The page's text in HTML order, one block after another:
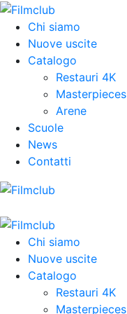
Chi siamo
Nuove uscite
Catalogo
Restauri 4K
Masterpieces
Arene
Scuole
News
Contatti
Chi siamo
Nuove uscite
Catalogo
Restauri 4K
Masterpieces